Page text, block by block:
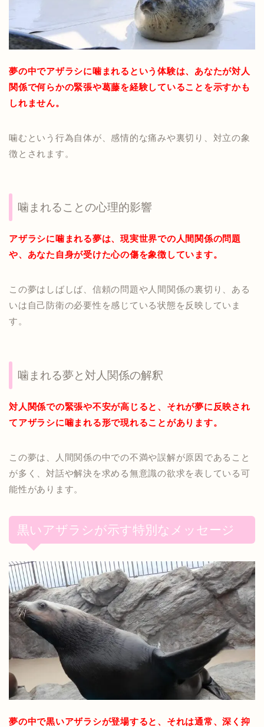
夢の中でアザラシに噛まれるという体験は、あなたが対人
関係で何らかの緊張や葛藤を経験していることを示すかも
しれません。
噛むという行為自体が、感情的な痛みや裏切り、対立の象
徴とされます。
噛まれることの心理的影響
アザラシに噛まれる夢は、現実世界での人間関係の問題
や、あなた自身が受けた心の傷を象徴しています。
この夢はしばしば、信頼の問題や人間関係の裏切り、ある
いは自己防衛の必要性を感じている状態を反映していま
す。
噛まれる夢と対人関係の解釈
対人関係での緊張や不安が高じると、それが夢に反映され
てアザラシに噛まれる形で現れることがあります。
この夢は、人間関係の中での不満や誤解が原因であること
が多く、対話や解決を求める無意識の欲求を表している可
能性があります。
黒いアザラシが示す特別なメッセージ
夢の中で黒いアザラシが登場すると、それは通常、深く抑